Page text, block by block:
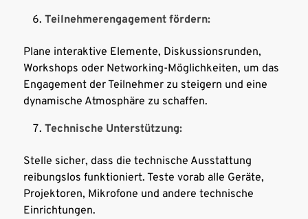
Teilnehmerengagement fördern:
Plane interaktive Elemente, Diskussionsrunden,
Workshops oder Networking-Möglichkeiten, um das
Engagement der Teilnehmer zu steigern und eine
dynamische Atmosphäre zu schaffen.
Technische Unterstützung:
Stelle sicher, dass die technische Ausstattung
reibungslos funktioniert. Teste vorab alle Geräte,
Projektoren, Mikrofone und andere technische
Einrichtungen.